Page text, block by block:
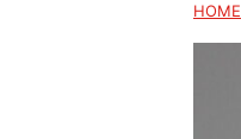
HOME